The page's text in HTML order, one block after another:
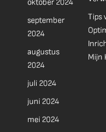
oktober 2024
september
2024
augustus
2024
juli 2024
juni 2024
mei 2024
Tips
Mijn